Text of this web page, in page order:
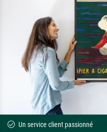
Recherchez par artiste, titre ou style –
ex. Monet, Nuit étoilée,
impressionnisme, vague de Hokusai,
nu.
Un service client passionné